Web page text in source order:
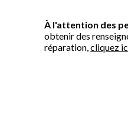
À l'attention des
obtenir des
réparation,cliquez